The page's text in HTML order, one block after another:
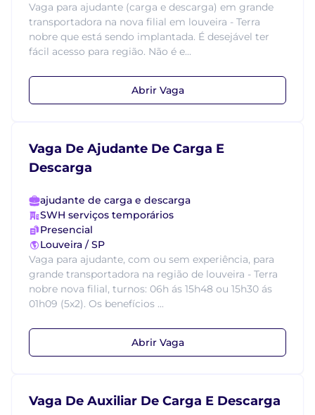
Vaga para ajudante (carga e descarga) em grande
transportadora na nova filial em louveira - Terra
nobre que está sendo implantada. É desejável ter
fácil acesso para região. Não é e...
Abrir Vaga
Vaga De Ajudante De Carga E
Descarga
ajudante de carga e descarga
SWH serviços temporários
Presencial
Louveira / SP
Vaga para ajudante, com ou sem experiência, para
grande transportadora na região de louveira - Terra
nobre nova filial, turnos: 06h ás 15h48 ou 15h30 ás
01h09 (5x2). Os benefícios ...
Abrir Vaga
Vaga De Auxiliar De Carga E Descarga